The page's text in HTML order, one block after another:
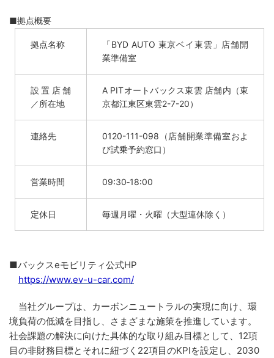
■拠点概要
拠点名称
「BYD AUTO 東京ベイ東雲」店舗開
業準備室
設置店舗
／所在地
A PITオートバックス東雲 店舗内（東
京都江東区東雲2-7-20）
連絡先
0120-111-098（店舗開業準備室およ
び試乗予約窓口）
営業時間 09:30‐18:00
定休日 毎週月曜・火曜（大型連休除く）
■バックスeモビリティ公式HP
https://www.ev-u-car.com/
当社グループは、カーボンニュートラルの実現に向け、環
境負荷の低減を目指し、さまざまな施策を推進しています。
社会課題の解決に向けた具体的な取り組み目標として、12項
目の非財務目標とそれに紐づく22項目のKPIを設定し、2030